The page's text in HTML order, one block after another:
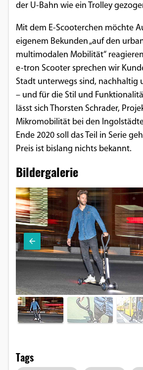
der U-Bahn wie ein Trolley
Mit dem E-Scooterchen möchte
eigenem Bekunden „auf den
multimodalen Mobilität“
e-tron Scooter sprechen wir
Stadt unterwegs sind, nachhaltig
– und für die Stil und
lässt sich Thorsten Schrader,
Mikromobilität bei den
Ende 2020 soll das Teil in Serie
Preis ist bislang nichts bekannt.
Bildergalerie
Tags